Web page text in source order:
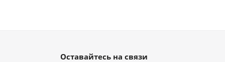
Оставайтесь на связи